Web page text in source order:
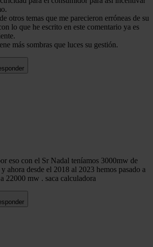
otros temas que me parecieron erróneas de su
lo que he escrito en este comentario ya es
más sombras que luces su gestión.
eso con el Sr Nadal teníamos 3000mw de
ahora desde el 2018 al 2023 hemos pasado a
22000 mw . saca calculadora